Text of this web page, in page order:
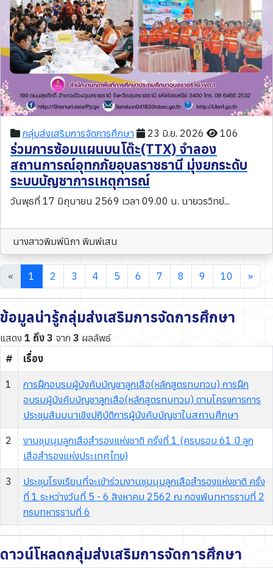
กลุ่มส่งเสริมการจัดการศึกษา 23 มิ.ย. 2026 106
ร่วมการซ้อมแผนบนโต๊ะ(TTX) จำลอง
สถานการณ์อุทกภัยอุบลราชธานี มุ่งยกระดับ
ระบบบัญชาการเหตุการณ์
วันพุธที่ 17 มิถุนายน 2569 เวลา 09.00 น. นายวรวิทย์...
นางสาวพิมพ์นิภา พิมพ์เสน
« Previous
1 2 3 4 5 6 7 8 9 10 »Next
ข้อมูลน่ารู้กลุ่มส่งเสริมการจัดการศึกษา
แสดง 1 ถึง 3 จาก 3 ผลลัพธ์
#
เรื่อง
1
การฝึกอบรมผู้บังคับบัญชาลูกเสือ(หลักสูตรทบทวน) การฝึก
อบรมผู้บังคับบัญชาลูกเสือ(หลักสูตรทบทวน) ตามโครงการการ
ประชุมสัมมนาเชิงปฏิบัติการผู้บังคับบัญชาในสถานศึกษา
2
งานชุมนุมลูกเสือสำรองแห่งชาติ ครั้งที่ 1 (ครบรอบ 61 ปี ลูก
เสือสำรองแห่งประเทศไทย)
3
ประชุมโรงเรียนที่จะเข้าร่วมงานชุมนุมลูกเสือสำรองแห่งชาติ ครั้ง
ที่ 1 ระหว่างวันที่ 5 - 6 สิงหาคม 2562 ณ กองพันทหารราบที่ 2
กรมทหารราบที่ 6
ดาวน์โหลดกลุ่มส่งเสริมการจัดการศึกษา